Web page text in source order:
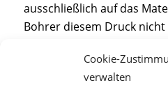
Cookie-
verwalten
ausschließlich auf das
Bohrer diesem Druck
Gewalt ist keine